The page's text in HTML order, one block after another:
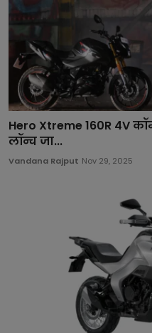
Hero Xtreme 160R 4V
लॉन्च जा...
Vandana Rajput Nov 29, 2025